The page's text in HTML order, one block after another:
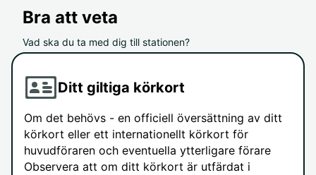
Bra att veta
Vad ska du ta med dig till stationen?
Ditt giltiga körkort
Om det behövs - en officiell översättning av ditt
körkort eller ett internationellt körkort för
huvudföraren och eventuella ytterligare förare
Observera att om ditt körkort är utfärdat i